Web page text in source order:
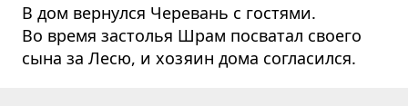
В дом вернулся Черевань с гостями.
Во время застолья Шрам посватал своего
сына за Лесю, и хозяин дома согласился.